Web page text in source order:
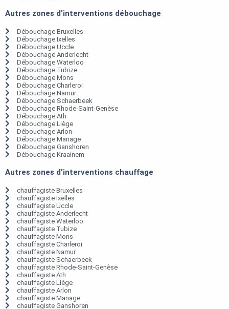
Autres zones d'interventions débouchage
Débouchage Bruxelles
Débouchage Ixelles
Débouchage Uccle
Débouchage Anderlecht
Débouchage Waterloo
Débouchage Tubize
Débouchage Mons
Débouchage Charleroi
Débouchage Namur
Débouchage Schaerbeek
Débouchage Rhode-Saint-Genèse
Débouchage Ath
Débouchage Liège
Débouchage Arlon
Débouchage Manage
Débouchage Ganshoren
Débouchage Kraainem
Autres zones d'interventions chauffage
chauffagiste Bruxelles
chauffagiste Ixelles
chauffagiste Uccle
chauffagiste Anderlecht
chauffagiste Waterloo
chauffagiste Tubize
chauffagiste Mons
chauffagiste Charleroi
chauffagiste Namur
chauffagiste Schaerbeek
chauffagiste Rhode-Saint-Genèse
chauffagiste Ath
chauffagiste Liège
chauffagiste Arlon
chauffagiste Manage
chauffagiste Ganshoren